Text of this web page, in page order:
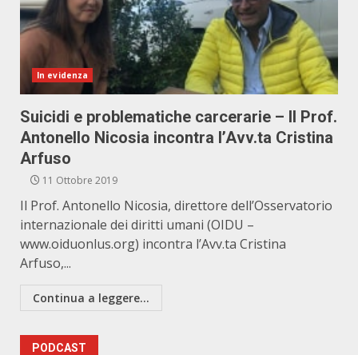
In evidenza
Suicidi e problematiche carcerarie – Il Prof.
Antonello Nicosia incontra l’Avv.ta Cristina
Arfuso
11 Ottobre 2019
Il Prof. Antonello Nicosia, direttore dell’Osservatorio
internazionale dei diritti umani (OIDU –
www.oiduonlus.org) incontra l’Avv.ta Cristina
Arfuso,...
Continua a leggere...
PODCAST